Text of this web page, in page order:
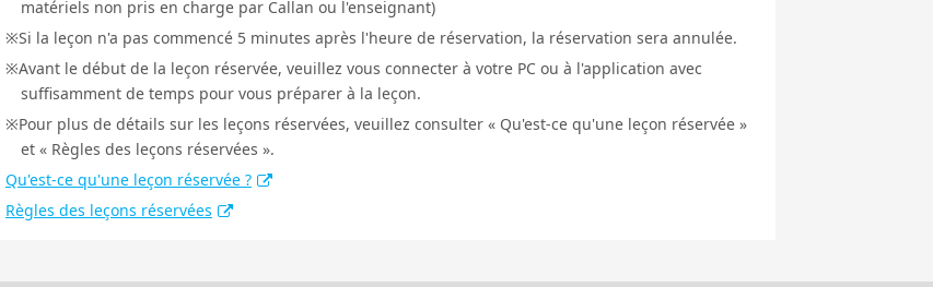
matériels non pris en charge par Callan ou l'enseignant)
Si la leçon n'a pas commencé 5 minutes après l'heure de réservation, la réservation sera annulée.
Avant le début de la leçon réservée, veuillez vous connecter à votre PC ou à l'application avec
suffisamment de temps pour vous préparer à la leçon.
Pour plus de détails sur les leçons réservées, veuillez consulter « Qu'est-ce qu'une leçon réservée »
et « Règles des leçons réservées ».
Qu'est-ce qu'une leçon réservée ?
Règles des leçons réservées